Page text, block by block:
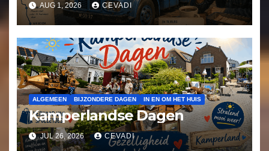
AUG 1, 2026 CEVADI
ALGEMEEN BIJZONDERE DAGEN IN EN OM HET HUIS
Kamperlandse Dagen
JUL 26, 2026 CEVADI